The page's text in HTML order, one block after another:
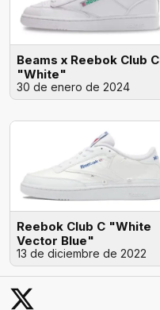
Beams x Reebok Club C
"White"
30 de enero de 2024
Reebok Club C "White
Vector Blue"
13 de diciembre de 2022